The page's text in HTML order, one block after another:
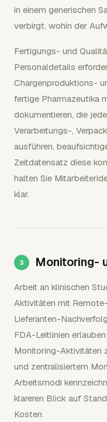
in einem generischen
verbirgt, wohin der
Fertigungs- und
Personaldetails
Chargenproduktions-
fertige Pharmazeutika
dokumentieren, die
Verarbeitungs-,
ausführen,
Zeitdatensatz diese
halten Sie
klar.
Monitoring-
Arbeit an klinischen
Aktivitäten mit
Lieferanten-
FDA-Leitlinien
Monitoring-Aktivitäten
und zentralisiertem
Arbeitsmodi
klareren Blick auf
Kosten.